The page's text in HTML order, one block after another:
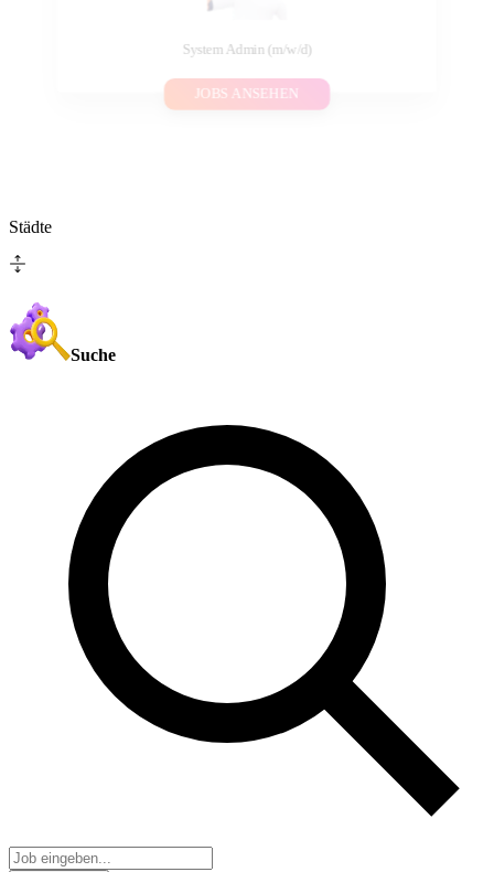
System Admin (m/w/d)
JOBS ANSEHEN
Städte
Suche